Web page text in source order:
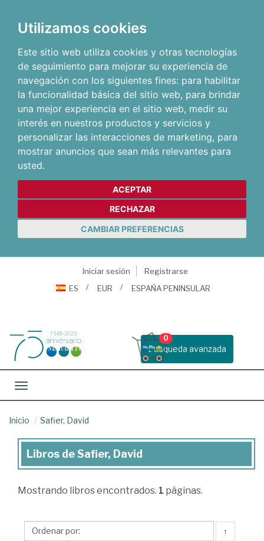
Utilizamos cookies
Este sitio web utiliza cookies y otras tecnologías
de seguimiento para mejorar su experiencia de
navegación con los siguientes fines: para habilitar
la funcionalidad básica del sitio web, para brindar
una mejor experiencia en el sitio web, medir su
interés en nuestros productos y servicios y
personalizar las interacciones de marketing, para
mostrar anuncios que sean más relevantes para
usted.
ACEPTAR
RECHAZAR
CAMBIAR PREFERENCIAS
Iniciar sesión
Registrarse
ES
EUR ESPAÑA PENINSULAR
Busqueda avanzada
0
Toggle navigation
Inicio Safier, David
Libros
Safier,
Libros de Safier, David
Mostrando libros encontrados. 1 páginas.
↑